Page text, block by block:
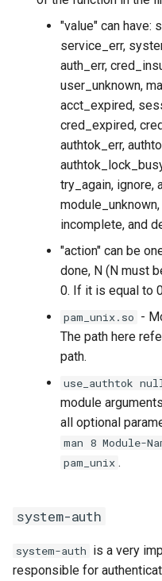
"value" can have:
service_err,
auth_err,
user_unknown,
acct_expired,
cred_expired,
authtok_err,
try_again, ignore,
incomplete, and
"action" can be
done, N (N must
0. If it is equal to
pam_unix.so -
The path here
path.
use_authtok
module
all optional
man 8 Module-
pam_unix .
system-auth
system-auth is a very
responsible for